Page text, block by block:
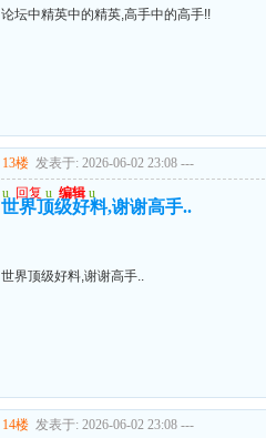
论坛中精英中的精英,高手中的高手!!
13楼 发表于: 2026-06-02 23:08 ---
u 回复 u 编辑 u
世界顶级好料,谢谢高手..
世界顶级好料,谢谢高手..
14楼 发表于: 2026-06-02 23:08 ---